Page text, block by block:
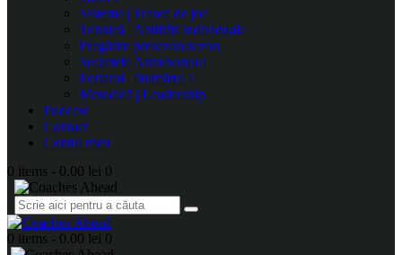
Sisteme | Trasee de joc
Tehnică | Abilități individuale
Pregătire presezon/sezon
Secretele Antrenorului
Portarul | Numărul 1
Metodică | Leadership
Podcast
Contact
Contul meu
0 items - 0.00 lei 0
0 items - 0.00 lei 0